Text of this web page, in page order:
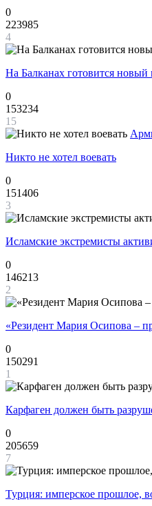
0
223985
4
На Балканах готовится
0
153234
15
Никто не хотел воевать
0
151406
3
Исламские экстремисты
0
146213
2
«Резидент Мария Осипова –
0
150291
1
Карфаген должен быть
0
205659
7
Турция: имперское прошлое,